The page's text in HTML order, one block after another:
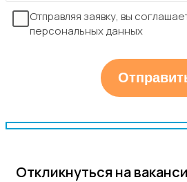
Отправляя заявку, вы
персональных данных
Откликнуться на